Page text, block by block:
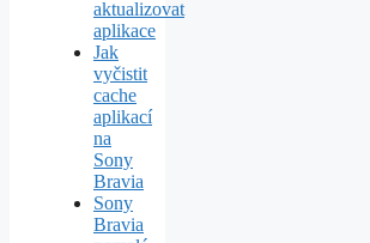
aktualizovat
aplikace
Jak
vyčistit
cache
aplikací
na
Sony
Bravia
Sony
Bravia